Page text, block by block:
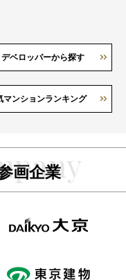
デベロッパーから探す
マンションランキング
画企業